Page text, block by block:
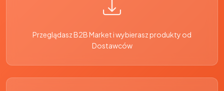
Przeglądasz B2B Market i wybierasz produkty od
Dostawców